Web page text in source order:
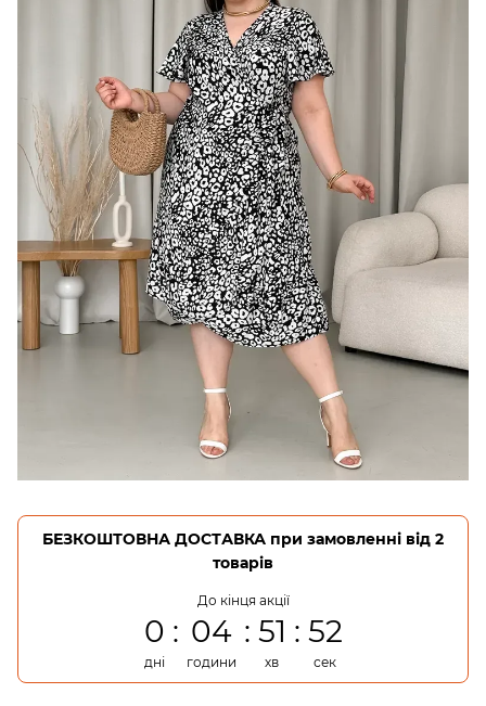
БЕЗКОШТОВНА ДОСТАВКА при замовленні від 2
товарів
До кінця акції
0
дні
04
години
51
хв
52
сек